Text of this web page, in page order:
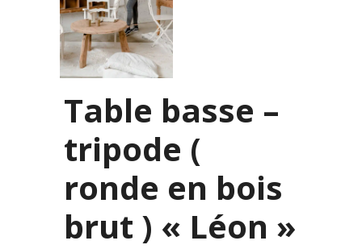
Table basse –
tripode (
ronde en bois
brut ) « Léon »